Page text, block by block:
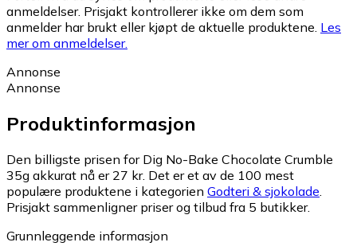
anmeldelser. Prisjakt kontrollerer ikke om dem som
anmelder har brukt eller kjøpt de aktuelle produktene. Les
mer om anmeldelser.
Annonse
Annonse
Produktinformasjon
Den billigste prisen for Dig No-Bake Chocolate Crumble
35g akkurat nå er 27 kr. Det er et av de 100 mest
populære produktene i kategorien Godteri & sjokolade.
Prisjakt sammenligner priser og tilbud fra 5 butikker.
Grunnleggende informasjon